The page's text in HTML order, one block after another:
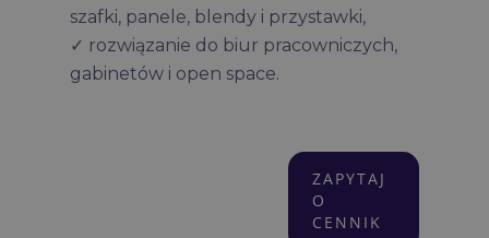
szafki, panele, blendy i przystawki,
✓ rozwiązanie do biur pracowniczych,
gabinetów i open space.
ZAPYTAJ
O
CENNIK